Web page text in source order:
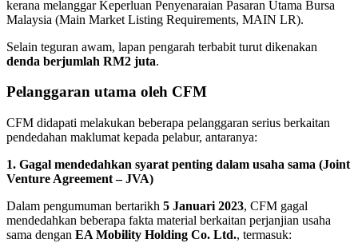
kerana melanggar Keperluan Penyenaraian Pasaran Utama Bursa
Malaysia (Main Market Listing Requirements, MAIN LR).
Selain teguran awam, lapan pengarah terbabit turut dikenakan
denda berjumlah RM2 juta.
Pelanggaran utama oleh CFM
CFM didapati melakukan beberapa pelanggaran serius berkaitan
pendedahan maklumat kepada pelabur, antaranya:
1. Gagal mendedahkan syarat penting dalam usaha sama (Joint
Venture Agreement – JVA)
Dalam pengumuman bertarikh 5 Januari 2023, CFM gagal
mendedahkan beberapa fakta material berkaitan perjanjian usaha
sama dengan EA Mobility Holding Co. Ltd., termasuk: